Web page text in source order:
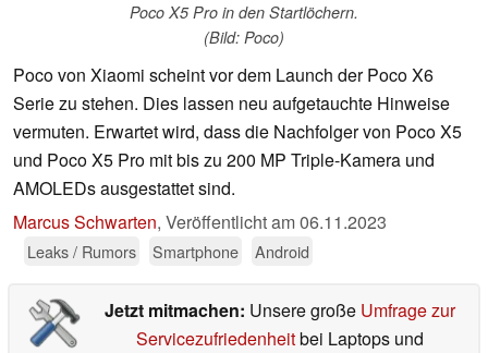
Poco X5 Pro in den Startlöchern.
(Bild: Poco)
Poco von Xiaomi scheint vor dem Launch der Poco X6
Serie zu stehen. Dies lassen neu aufgetauchte Hinweise
vermuten. Erwartet wird, dass die Nachfolger von Poco X5
und Poco X5 Pro mit bis zu 200 MP Triple-Kamera und
AMOLEDs ausgestattet sind.
Marcus Schwarten, Veröffentlicht am06.11.2023
Leaks / Rumors Smartphone Android
Jetzt mitmachen: Unsere große Umfrage zur
Servicezufriedenheitbei Laptops und